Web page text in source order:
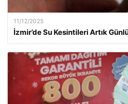
11/12/2025
İzmir’de Su Kesintileri Artık